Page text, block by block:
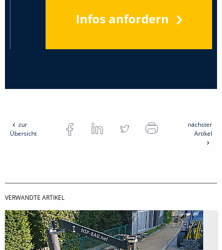
Infos anfordern
zur
Übersicht
nächster
Artikel
VERWANDTE ARTIKEL